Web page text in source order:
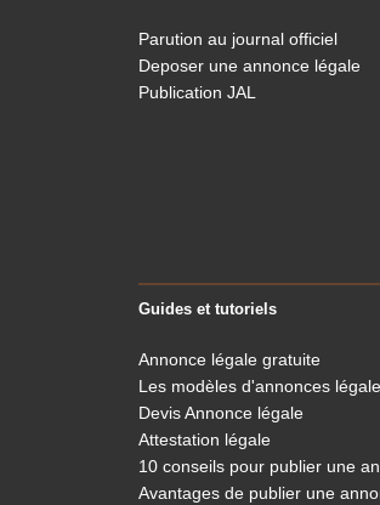
Parution au journal officiel
Deposer une annonce légale
Publication JAL
Guides et tutoriels
Annonce légale gratuite
Les modèles d'annonces
Devis Annonce légale
Attestation légale
10 conseils pour publier une
Avantages de publier une